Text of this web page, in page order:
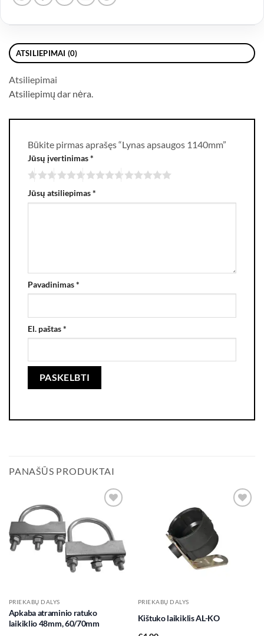
ATSILIEPIMAI (0)
Atsiliepimai
Atsiliepimų dar nėra.
Būkite pirmas aprašęs “Lynas apsaugos 1140mm”
Jūsų įvertinimas*
Jūsų atsiliepimas*
Pavadinimas*
El. paštas*
PANAŠŪS PRODUKTAI
wishlist
PRIEKABŲ DALYS
Apkaba atraminio ratuko
laikiklio 48mm, 60/70mm
PRIEKABŲ DALYS
Kištuko laikiklis AL-KO